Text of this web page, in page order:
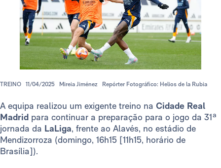
TREINO 11/04/2025 Mireia Jiménez Repórter Fotográfico: Helios de la Rubia
A equipa realizou um exigente treino na Cidade Real
Madrid para continuar a preparação para o jogo da 31ª
jornada da LaLiga, frente ao Alavés, no estádio de
Mendizorroza (domingo, 16h15 [11h15, horário de
Brasília]).